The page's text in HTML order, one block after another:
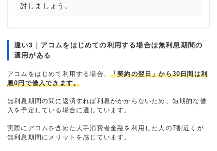
討しましょう。
違い3｜アコムをはじめての利用する場合は無利息期間の
適用がある
アコムをはじめて利用する場合、 「契約の翌日」から30日間は利
息0円で借入できます。
無利息期間の間に返済すれば利息がかからないため、短期的な借
入を予定している場合に適しています。
実際にアコムを含めた大手消費者金融を利用した人の7割近くが
無利息期間にメリットを感じています。